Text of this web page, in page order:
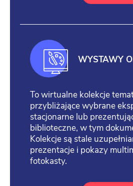
WYSTAWY
To wirtualne kolekcje
przybliżające wybrane
stacjonarne lub
biblioteczne, w tym
Kolekcje są stale
prezentacje i pokazy
fotokasty.